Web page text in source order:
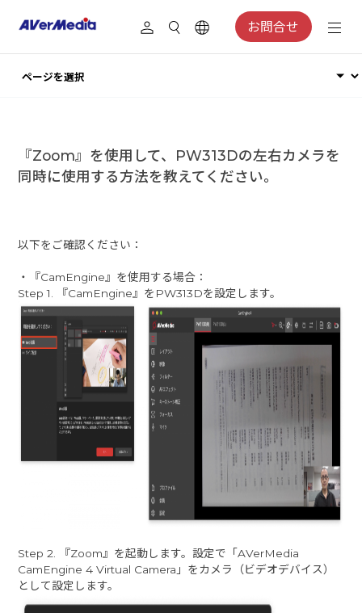
お問合せ
『Zoom』を使用して、PW313Dの左右カメラを
同時に使用する方法を教えてください。
以下をご確認ください：
・『CamEngine』を使用する場合：
Step 1. 『CamEngine』をPW313Dを設定します。
Step 2. 『Zoom』を起動します。設定で「AVerMedia
CamEngine 4 Virtual Camera」をカメラ（ビデオデバイス）
として設定します。